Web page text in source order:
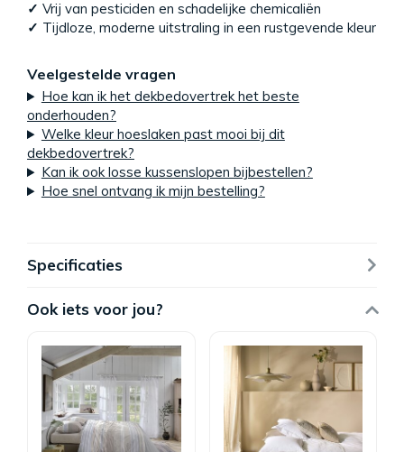
✓ Vrij van pesticiden en schadelijke chemicaliën
✓ Tijdloze, moderne uitstraling in een rustgevende kleur
Veelgestelde vragen
Hoe kan ik het dekbedovertrek het beste
onderhouden?
Welke kleur hoeslaken past mooi bij dit
dekbedovertrek?
Kan ik ook losse kussenslopen bijbestellen?
Hoe snel ontvang ik mijn bestelling?
Specificaties
Ook iets voor jou?